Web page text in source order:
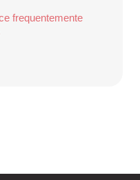
frequentemente